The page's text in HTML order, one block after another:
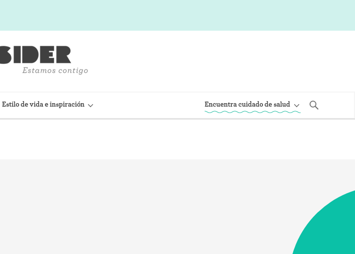
Estilo de vida e inspiración Encuentra cuidado de salud